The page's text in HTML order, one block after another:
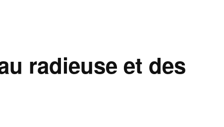
radieuse et des